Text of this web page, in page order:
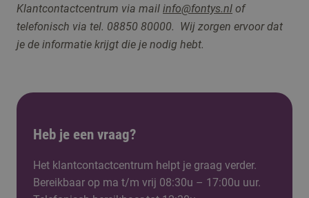
Klantcontactcentrum via mail info@fontys.nl of
telefonisch via tel. 08850 80000. Wij zorgen ervoor dat
je de informatie krijgt die je nodig hebt.
Heb je een vraag?
Het klantcontactcentrum helpt je graag verder.
Bereikbaar op ma t/m vrij 08:30u – 17:00u uur.